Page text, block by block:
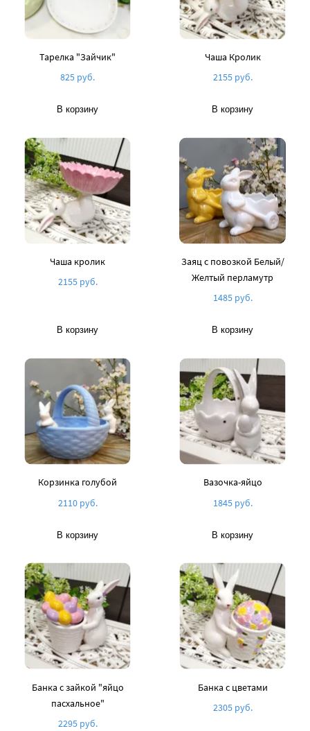
Тарелка "Зайчик"
825 руб.
В корзину
Чаша Кролик
2155 руб.
В корзину
Чаша кролик
2155 руб.
В корзину
Заяц с повозкой Белый/
Желтый перламутр
1485 руб.
В корзину
Корзинка голубой
2110 руб.
В корзину
Вазочка-яйцо
1845 руб.
В корзину
Банка c зайкой "яйцо
пасхальное"
2295 руб.
Банка с цветами
2305 руб.